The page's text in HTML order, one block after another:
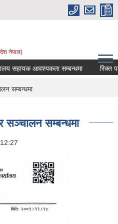
नेपाल)
सहायक आवश्यकता सम्बन्धमा रिक्त
सम्बन्धमा
सञ्चालन सम्बन्धमा